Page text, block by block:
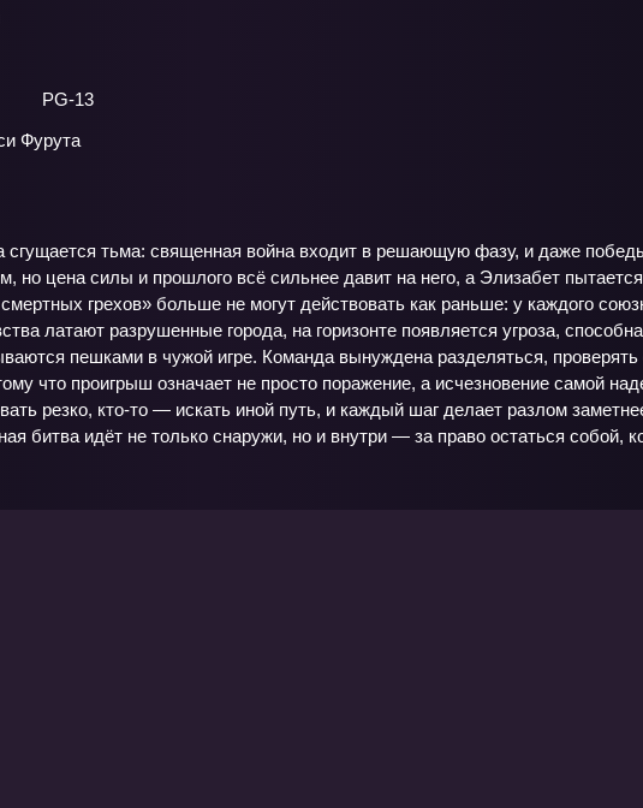
PG-13
Фурута
сгущается тьма: священная война входит в решающую фазу, и даже
но цена силы и прошлого всё сильнее давит на него, а Элизабет
грехов» больше не могут действовать как раньше: у каждого
латают разрушенные города, на горизонте появляется угроза,
пешками в чужой игре. Команда вынуждена разделяться,
что проигрыш означает не просто поражение, а исчезновение самой
резко, кто-то — искать иной путь, и каждый шаг делает разлом
битва идёт не только снаружи, но и внутри — за право остаться собой,